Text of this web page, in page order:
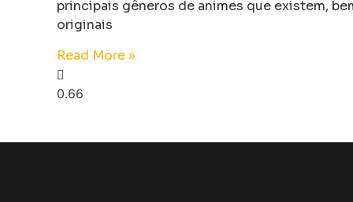
principais gêneros de animes que existem,
originais
Read More »